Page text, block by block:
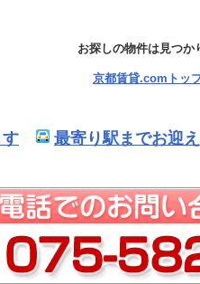
お探しの物件は見つか
京都賃貸.comトッ
最寄り駅までお迎